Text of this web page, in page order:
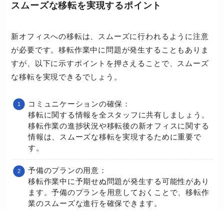
スムーズな移転を実現するポイント
新オフィスへの移転は、スムーズに行われるように注意
が必要です。移転作業中に問題が発生することもありま
すが、以下に示すポイントを押さえることで、スムーズ
な移転を実現できるでしょう。
コミュニケーションの確保：
移転に関する情報を全スタッフに共有しましょう。
移転作業の進捗状況や移転後の新オフィスに関する
情報は、スムーズな移転を実現するために重要で
す。
予備のプランの用意：
移転作業中に予期せぬ問題が発生する可能性があり
ます。予備のプランを用意しておくことで、移転作
業のスムーズな進行を確保できます。